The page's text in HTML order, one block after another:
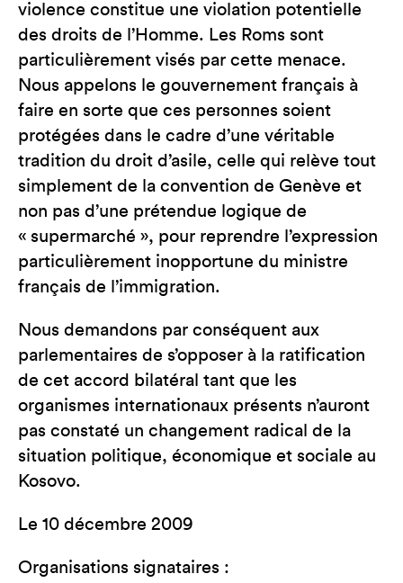
violence constitue une violation potentielle
des droits de l’Homme. Les Roms sont
particulièrement visés par cette menace.
Nous appelons le gouvernement français à
faire en sorte que ces personnes soient
protégées dans le cadre d’une véritable
tradition du droit d’asile, celle qui relève tout
simplement de la convention de Genève et
non pas d’une prétendue logique de
« supermarché », pour reprendre l’expression
particulièrement inopportune du ministre
français de l’immigration.
Nous demandons par conséquent aux
parlementaires de s’opposer à la ratification
de cet accord bilatéral tant que les
organismes internationaux présents n’auront
pas constaté un changement radical de la
situation politique, économique et sociale au
Kosovo.
Le 10 décembre 2009
Organisations signataires :